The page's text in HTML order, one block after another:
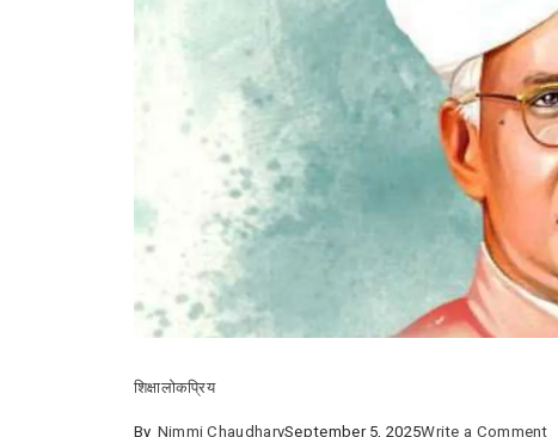
शिक्षालोकप्रिय
By Nimmi ChaudharySeptember 5, 2025Write a Commenton